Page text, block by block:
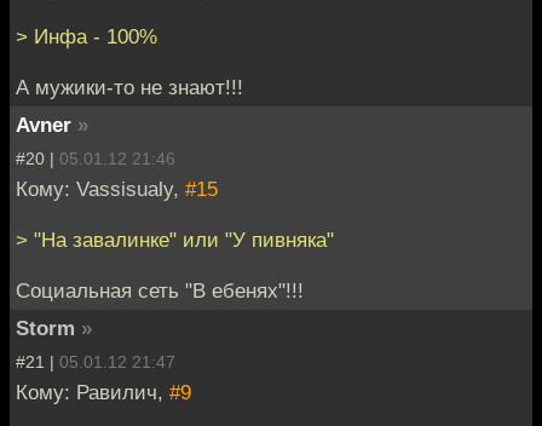
> Инфа - 100%
А мужики-то не знают!!!
Avner »
#20 | 05.01.12 21:46
Кому: Vassisualy, #15
> "На завалинке" или "У пивняка"
Социальная сеть "В ебенях"!!!
Storm »
#21 | 05.01.12 21:47
Кому: Равилич, #9